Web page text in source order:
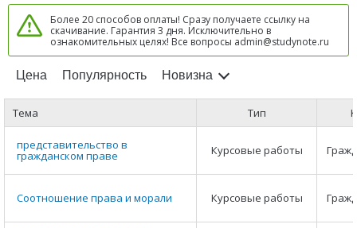
Более 20 способов оплаты! Сразу получаете ссылку на
скачивание. Гарантия 3 дня. Исключительно в
ознакомительных целях! Все вопросы admin@studynote.ru
Цена Популярность Новизна
Тема Тип
представительство в
гражданском праве Курсовые работы
Соотношение права и морали Курсовые работы